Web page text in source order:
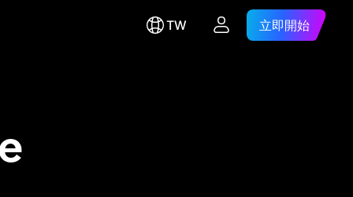
TW 立即開始